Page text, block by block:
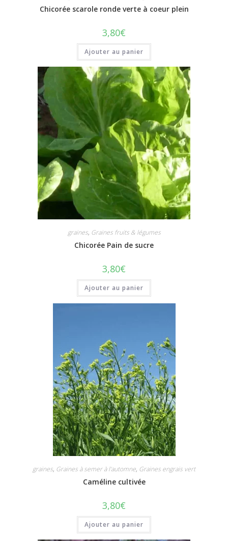
Chicorée scarole ronde verte à coeur plein
3,80€
Ajouter au panier
graines, Graines fruits & légumes
Chicorée Pain de sucre
3,80€
Ajouter au panier
graines, Graines à semer à l'automne, Graines engrais vert
Caméline cultivée
3,80€
Ajouter au panier